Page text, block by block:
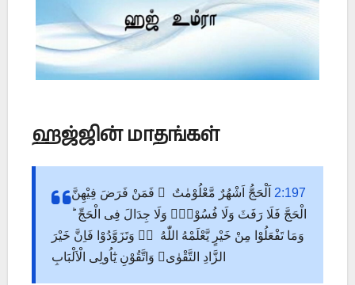
ஹஜ்ஜின் மாதங்கள்
2:197 اَلْحَجُّ اَشْهُرٌ مَّعْلُوْمٰتٌ ‌ۚ فَمَنْ فَرَضَ فِيْهِنَّ
الْحَجَّ فَلَا رَفَثَ وَلَا فُسُوْقَۙ وَلَا جِدَالَ فِى الْحَجِّ ؕ
وَمَا تَفْعَلُوْا مِنْ خَيْرٍ يَّعْلَمْهُ اللّٰهُ ‌ؕؔ وَتَزَوَّدُوْا فَاِنَّ خَيْرَ
الزَّادِ التَّقْوٰى وَاتَّقُوْنِ يٰٓاُولِى الْاَلْبَابِ‏